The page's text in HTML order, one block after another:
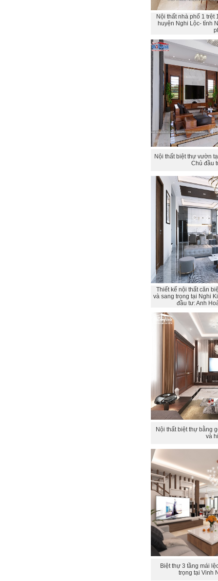
Nội thất nhà phố 1 trệt
huyện Nghi Lộc- tỉnh
Nội thất biệt thự vườn
Chủ đầu
Thiết kế nội thất căn
và sang trọng tại Nghi
đầu tư: Anh
Nội thất biệt thự bằng
và
Biệt thự 3 tầng mái
trọng tại Vinh